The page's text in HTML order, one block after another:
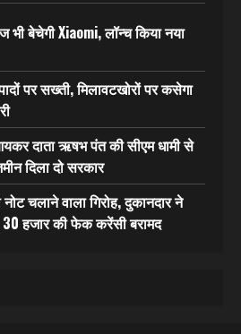
भी बेचेगी Xiaomi, लॉन्च किया नया
पर सख्ती, मिलावटखोरों पर कसेगा
दाता ऋषभ पंत की सीएम धामी से
दिला दो सरकार
चलाने वाला गिरोह, दुकानदार ने
हजार की फेक करेंसी बरामद